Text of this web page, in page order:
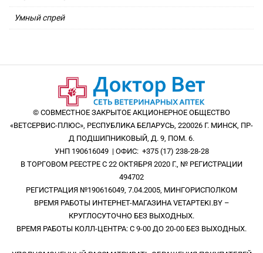
Умный спрей
© СОВМЕСТНОЕ ЗАКРЫТОЕ АКЦИОНЕРНОЕ ОБЩЕСТВО
«ВЕТСЕРВИС-ПЛЮС», РЕСПУБЛИКА БЕЛАРУСЬ, 220026 Г. МИНСК, ПР-
Д ПОДШИПНИКОВЫЙ, Д. 9, ПОМ. 6.
УНП 190616049 | ОФИС: +375 (17) 238-28-28
В ТОРГОВОМ РЕЕСТРЕ С 22 ОКТЯБРЯ 2020 Г., № РЕГИСТРАЦИИ
494702
РЕГИСТРАЦИЯ №190616049, 7.04.2005, МИНГОРИСПОЛКОМ
ВРЕМЯ РАБОТЫ ИНТЕРНЕТ-МАГАЗИНА VETAPTEKI.BY –
КРУГЛОСУТОЧНО БЕЗ ВЫХОДНЫХ.
ВРЕМЯ РАБОТЫ КОЛЛ-ЦЕНТРА: С 9-00 ДО 20-00 БЕЗ ВЫХОДНЫХ.